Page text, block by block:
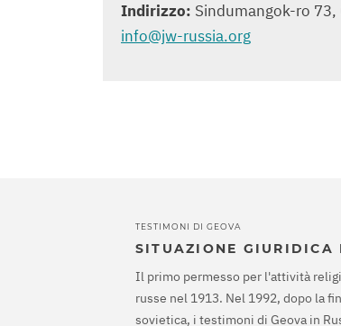
Indirizzo: Sindumangok-ro
info@jw-russia.org
TESTIMONI DI GEOVA
SITUAZIONE GIURIDICA
Il primo permesso per l'attività
russe nel 1913. Nel 1992, dopo la
sovietica, i testimoni di Geova in